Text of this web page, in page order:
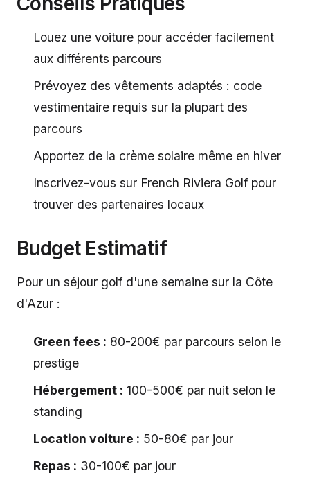
Louez une voiture pour accéder facilement
aux différents parcours
Prévoyez des vêtements adaptés : code
vestimentaire requis sur la plupart des
parcours
Apportez de la crème solaire même en hiver
Inscrivez-vous sur French Riviera Golf pour
trouver des partenaires locaux
Budget Estimatif
Pour un séjour golf d'une semaine sur la Côte
d'Azur :
Green fees : 80-200€ par parcours selon le
prestige
Hébergement : 100-500€ par nuit selon le
standing
Location voiture : 50-80€ par jour
Repas : 30-100€ par jour